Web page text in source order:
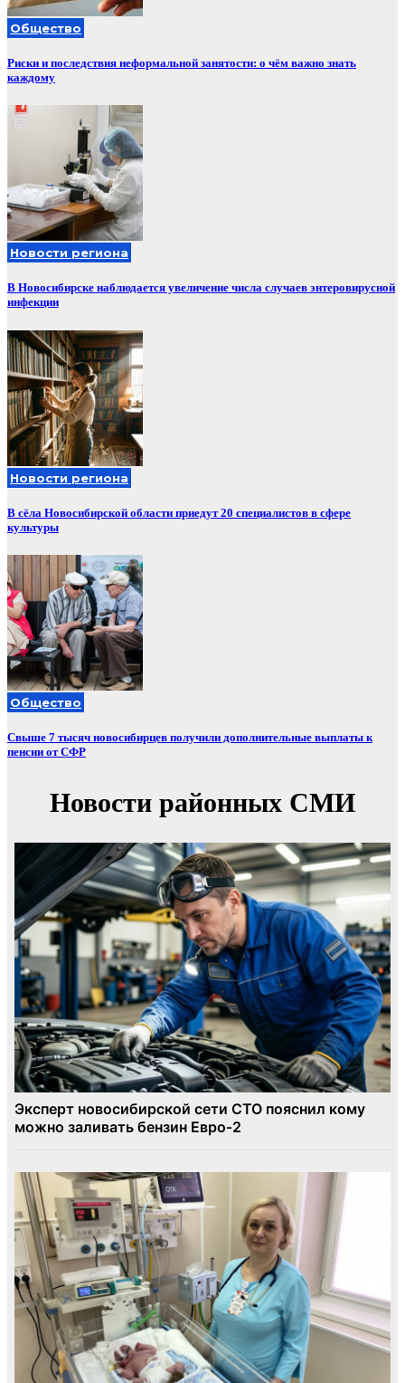
Общество
Риски и последствия неформальной занятости: о чём важно знать
каждому
Новости региона
В Новосибирске наблюдается увеличение числа случаев энтеровирусной
инфекции
Новости региона
В сёла Новосибирской области приедут 20 специалистов в сфере
культуры
Общество
Свыше 7 тысяч новосибирцев получили дополнительные выплаты к
пенсии от СФР